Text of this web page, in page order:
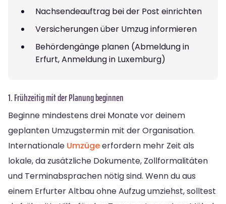
Nachsendeauftrag bei der Post einrichten
Versicherungen über Umzug informieren
Behördengänge planen (Abmeldung in
Erfurt, Anmeldung in Luxemburg)
1. Frühzeitig mit der Planung beginnen
Beginne mindestens drei Monate vor deinem
geplanten Umzugstermin mit der Organisation.
Internationale Umzügeerfordern mehr Zeit als
lokale, da zusätzliche Dokumente, Zollformalitäten
und Terminabsprachen nötig sind. Wenn du aus
einem Erfurter Altbau ohne Aufzug umziehst, solltest